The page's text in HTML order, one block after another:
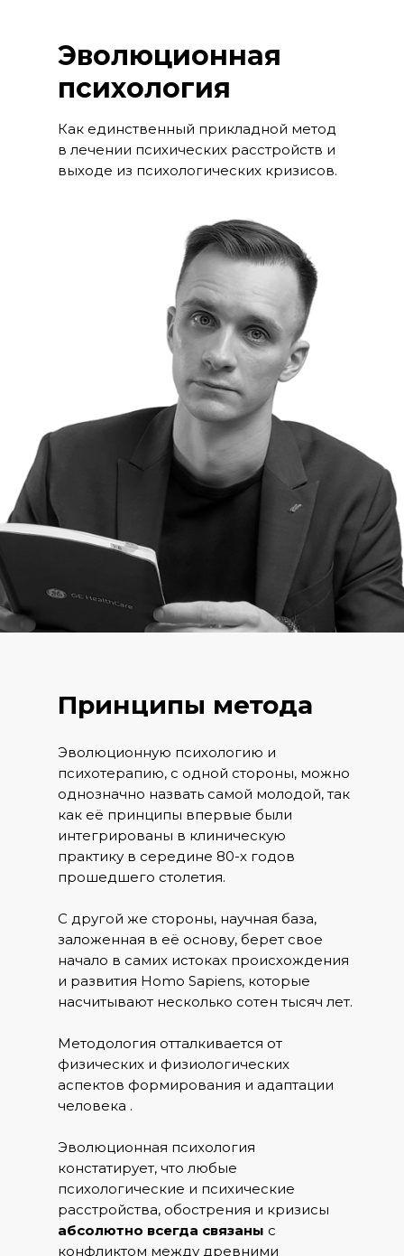
Эволюционная
психология
Как единственный прикладной метод
в лечении психических расстройств и
выходе из психологических кризисов.
Принципы метода
Эволюционную психологию и
психотерапию, с одной стороны, можно
однозначно назвать самой молодой, так
как её принципы впервые были
интегрированы в клиническую
практику в середине 80-х годов
прошедшего столетия.
С другой же стороны, научная база,
заложенная в её основу, берет свое
начало в самих истоках происхождения
и развития Homo Sapiens, которые
насчитывают несколько сотен тысяч лет.
Методология отталкивается от
физических и физиологических
аспектов формирования и адаптации
человека .
Эволюционная психология
констатирует, что любые
психологические и психические
расстройства, обострения и кризисы
абсолютно всегда связаны с
конфликтом между древними